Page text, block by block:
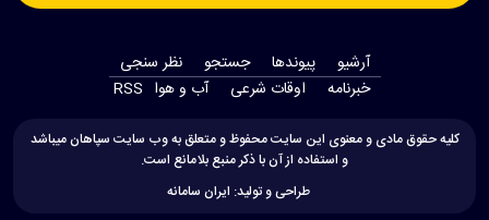
آرشیو پیوندها جستجو
نظر سنجی
‫خبرنامه‬
اوقات شرعی آب و هوا RSS
کلیه حقوق مادی و معنوی این سایت محفوظ و متعلق به وب سایت سپاهان میباشد
و استفاده از آن با ذکر منبع بلامانع است.
طراحی و تولید: ایران سامانه